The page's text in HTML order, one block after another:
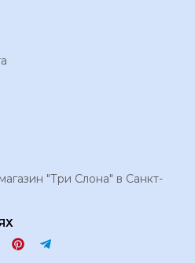
"Три Слона" в Санкт-